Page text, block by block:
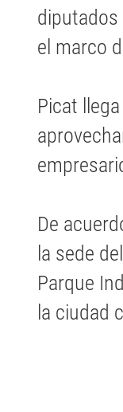
diputados
el marco
Picat
De
la sede
Parque
la ciudad